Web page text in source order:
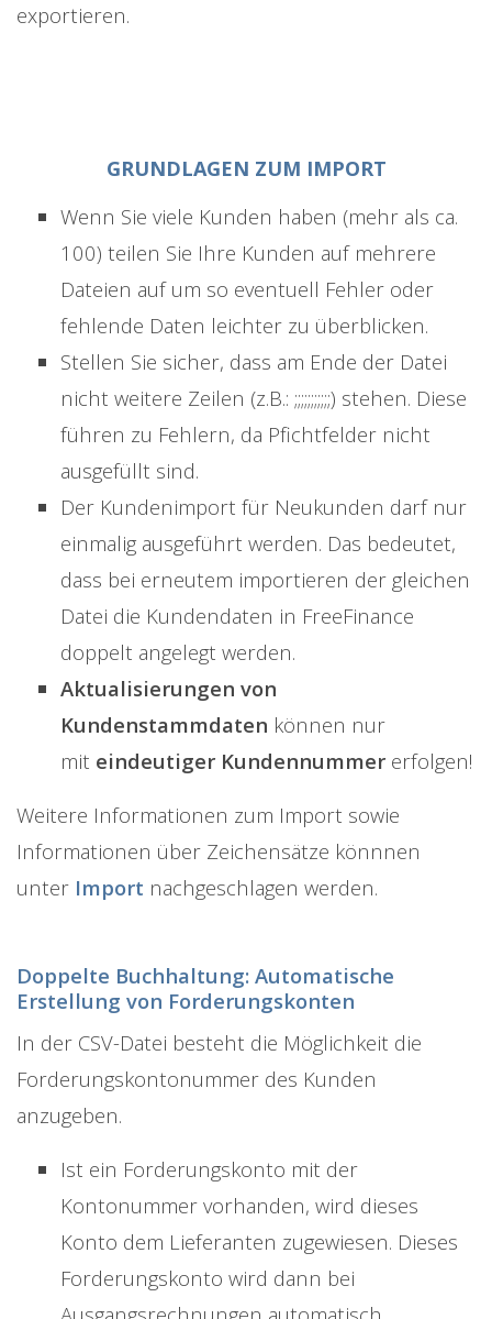
exportieren.
GRUNDLAGEN ZUM IMPORT
Wenn Sie viele Kunden haben (mehr als ca.
100) teilen Sie Ihre Kunden auf mehrere
Dateien auf um so eventuell Fehler oder
fehlende Daten leichter zu überblicken.
Stellen Sie sicher, dass am Ende der Datei
nicht weitere Zeilen (z.B.: ;;;;;;;;;;;) stehen. Diese
führen zu Fehlern, da Pfichtfelder nicht
ausgefüllt sind.
Der Kundenimport für Neukunden darf nur
einmalig ausgeführt werden. Das bedeutet,
dass bei erneutem importieren der gleichen
Datei die Kundendaten in FreeFinance
doppelt angelegt werden.
Aktualisierungen von
Kundenstammdaten können nur
mit eindeutiger Kundennummer erfolgen!
Weitere Informationen zum Import sowie
Informationen über Zeichensätze könnnen
unter Import nachgeschlagen werden.
Doppelte Buchhaltung: Automatische
Erstellung von Forderungskonten
In der CSV-Datei besteht die Möglichkeit die
Forderungskontonummer des Kunden
anzugeben.
Ist ein Forderungskonto mit der
Kontonummer vorhanden, wird dieses
Konto dem Lieferanten zugewiesen. Dieses
Forderungskonto wird dann bei